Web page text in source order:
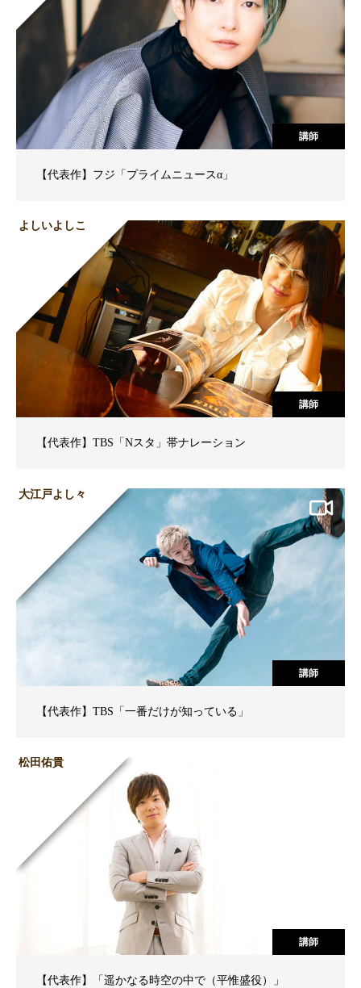
講師
【代表作】フジ「プライムニュースα」
よしいよしこ
講師
【代表作】TBS「Nスタ」帯ナレーション
大江戸よし々
講師
【代表作】TBS「一番だけが知っている」
松田佑貴
講師
【代表作】「遥かなる時空の中で（平惟盛役）」